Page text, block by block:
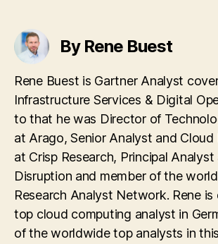
By Rene Buest
Rene Buest is Gartner Analyst
Infrastructure Services & Digital
to that he was Director of
at Arago, Senior Analyst and Cloud
at Crisp Research, Principal
Disruption and member of the
Research Analyst Network. Rene is
top cloud computing analyst in
of the worldwide top analysts in